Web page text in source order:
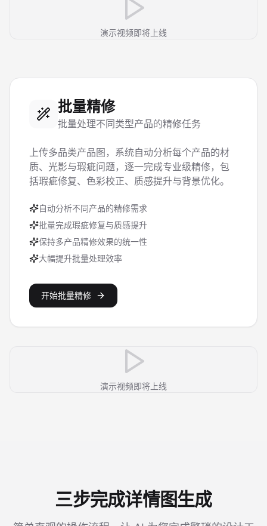
演示视频即将上线
演示视频即将上线
批量精修
批量处理不同类型产品的精修任务
上传多品类产品图，系统自动分析每个产品的材
质、光影与瑕疵问题，逐一完成专业级精修，包
括瑕疵修复、色彩校正、质感提升与背景优化。
自动分析不同产品的精修需求
批量完成瑕疵修复与质感提升
保持多产品精修效果的统一性
大幅提升批量处理效率
开始批量精修
三步完成详情图生成